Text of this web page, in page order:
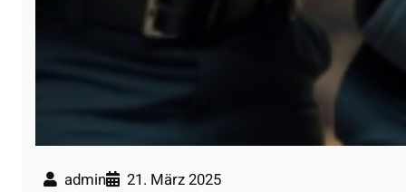
admin 21. März 2025